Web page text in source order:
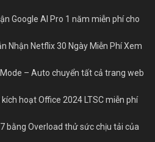
Google AI Pro 1 năm miễn phí cho
Nhận Netflix 30 Ngày Miễn Phí Xem
– Auto chuyển tất cả trang web
hoạt Office 2024 LTSC miễn phí
bằng Overload thử sức chịu tải của